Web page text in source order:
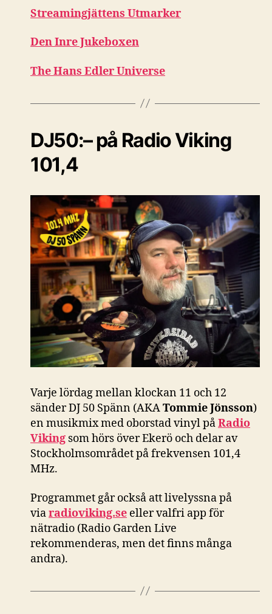
Streamingjättens Utmarker
Den Inre Jukeboxen
The Hans Edler Universe
DJ50:– på Radio Viking
101,4
Varje lördag mellan klockan 11 och 12
sänder DJ 50 Spänn (AKATommie Jönsson)
en musikmix med oborstad vinyl påRadio
Viking som hörs över Ekerö och delar av
Stockholmsområdet på frekvensen 101,4
MHz.
Programmet går också att livelyssna på
viaradioviking.se eller valfri app för
nätradio (Radio Garden Live
rekommenderas, men det finns många
andra).